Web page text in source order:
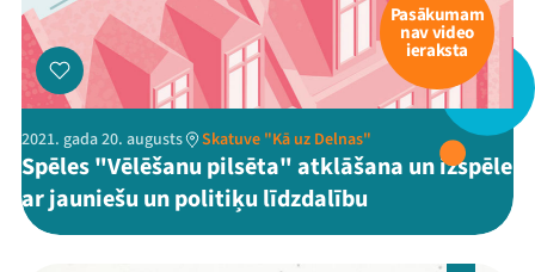
Mana programma
Festivāls
Programma
Pasākumam
nav video
ieraksta
2021. gada 20. augusts Skatuve "Kā uz Delnas"
Spēles "Vēlēšanu pilsēta" atklāšana un izspēle
ar jauniešu un politiķu līdzdalību